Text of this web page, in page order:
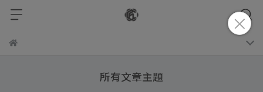
所有文章主題